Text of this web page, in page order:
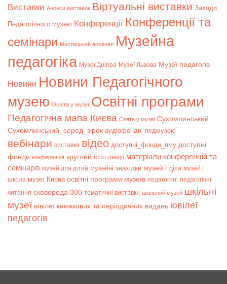
Bиставки Анонси виставок Віртуальні виставки Заходи
Педагогічного музею Конференції Конференції та
семінари Мистецький арсенал Музейна
педагогіка Музеї Дніпра Музеї Львова Музеї педагогів
Новини Новини Педагогічного
музею Освіта у музеї Освітні програми
Педагогічна мапа Києва Свята у музеї Сухомлинський
Сухомлинський_серед_зірок аудіофонди_педмузею
вебінари виставка відео доступні_фонди_пму доступні
фонди конференція круглий стіл лекції матеріали конференцій та
семінарів музей для дітей музейні знахідки музей і діти музей і
школа музеї Києва освітні програми музеїв педагогині педагогічні
читання сковорода 300 тематичні виставки шкільний музей шкільні
музеї ювілеї книжкових та періодичних видань ювілеї
педагогів